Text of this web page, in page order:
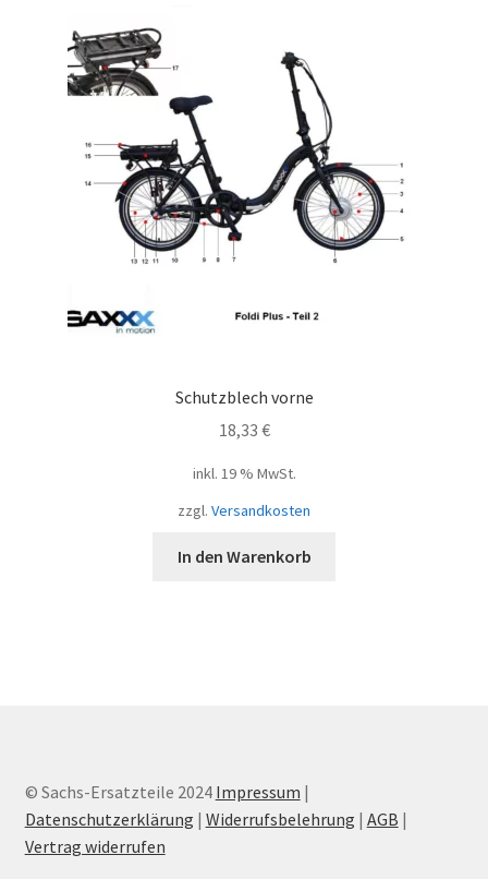
Schutzblech vorne
18,33 €
inkl. 19 % MwSt.
zzgl. Versandkosten
In den Warenkorb
© Sachs-Ersatzteile 2024 Impressum |
Datenschutzerklärung | Widerrufsbelehrung | AGB |
Vertrag widerrufen